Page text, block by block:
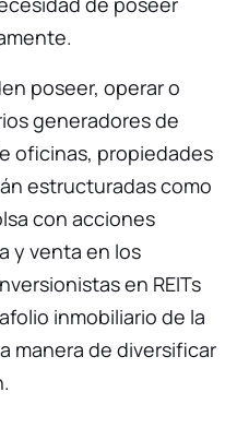
poseer, operar o
generadores de
oficinas, propiedades
estructuradas como
con acciones
y venta en los
en REITs
inmobiliario de la
manera de diversificar